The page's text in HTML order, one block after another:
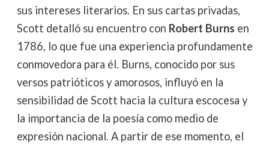
sus intereses literarios. En sus cartas privadas,
Scott detalló su encuentro con Robert Burns en
1786, lo que fue una experiencia profundamente
conmovedora para él. Burns, conocido por sus
versos patrióticos y amorosos, influyó en la
sensibilidad de Scott hacia la cultura escocesa y
la importancia de la poesía como medio de
expresión nacional. A partir de ese momento, el